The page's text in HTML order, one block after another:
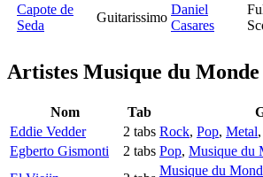
Capote de
Seda
Guitarissimo
Daniel
Casares
Artistes Musique du Monde
Nom Tab
Eddie Vedder
2 tabs Rock, Pop, Metal,
Egberto Gismonti
2 tabs Pop, Musique du
Musique du